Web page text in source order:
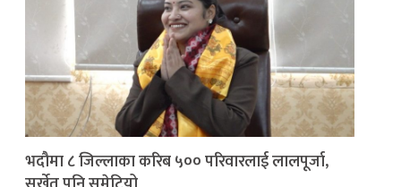
भदौमा ८ जिल्लाका करिब ५०० परिवारलाई लालपूर्जा,